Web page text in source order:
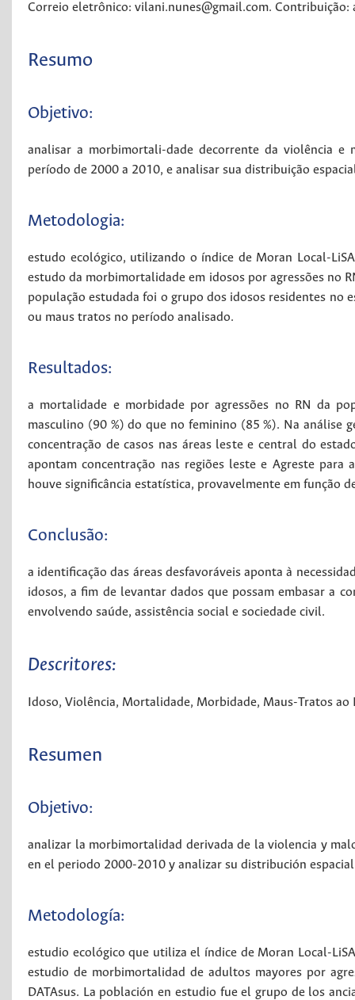
Correio eletrônico: vilani.nunes@gmail.com.
Resumo
Objetivo:
analisar a morbimortali-dade decorrente da violência
período de 2000 a 2010, e analisar sua distribuição
Metodologia:
estudo ecológico, utilizando o índice de Moran Local-
estudo da morbimortalidade em idosos por agressões no
população estudada foi o grupo dos idosos residentes no
ou maus tratos no período analisado.
Resultados:
a mortalidade e morbidade por agressões no RN da
masculino (90 %) do que no feminino (85 %). Na análise
concentração de casos nas áreas leste e central do
apontam concentração nas regiões leste e Agreste
houve significância estatística, provavelmente em função
Conclusão:
a identificação das áreas desfavoráveis aponta à
idosos, a fim de levantar dados que possam embasar a
envolvendo saúde, assistência social e sociedade civil.
Descritores:
Idoso, Violência, Mortalidade, Morbidade, Maus-Tratos ao
Resumen
Objetivo:
analizar la morbimortalidad derivada de la violencia y
en el periodo 2000-2010 y analizar su distribución
Metodología:
estudio ecológico que utiliza el índice de Moran Local-
estudio de morbimortalidad de adultos mayores por
DATAsus. La población en estudio fue el grupo de los